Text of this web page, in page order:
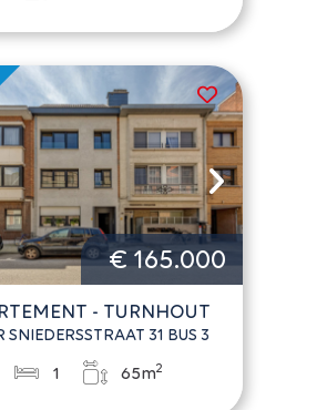
€ 165.000
- TURNHOUT
SNIEDERSSTRAAT 31 BUS 3
1 65m2